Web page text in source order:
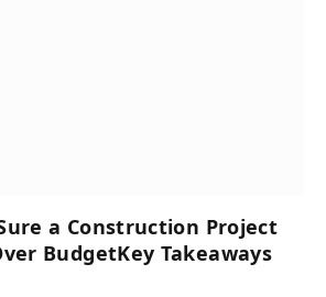
a Construction Project
BudgetKey Takeaways